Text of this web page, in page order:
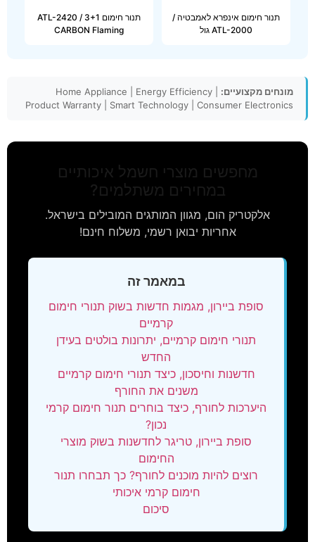
תנור חימום אינפרא לאמבטיה /
ATL-2000 גול
תנור חימום 3+1 ATL-2420 /
CARBON Flaming
מונחים מקצועיים:
Home Appliance | Energy Efficiency |
Product Warranty | Smart Technology | Consumer Electronics
מחפשים מוצרי חשמל איכותיים
במחירים משתלמים?
אלקטריק הום, מגוון המותגים המובילים בישראל.
אחריות יבואן רשמי, משלוח חינם!
במאמר זה
סופת ביירון, מגמות חדשות בשוק תנורי חימום
קרמיים
תנורי חימום קרמיים, יתרונות בולטים בעידן
החדש
חדשנות וחיסכון, כיצד תנורי חימום קרמיים
משנים את החורף
היערכות לחורף, כיצד בוחרים תנור חימום קרמי
נכון?
סופת ביירון, טריגר לחדשנות בשוק מוצרי
החימום
רוצים להיות מוכנים לחורף? כך תבחרו תנור
חימום קרמי איכותי
סיכום